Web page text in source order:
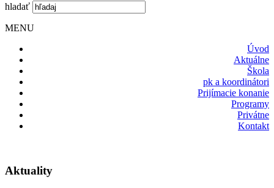
hladať
MENU
Úvod
Aktuálne
Škola
pk a koordinátori
Prijímacie konanie
Programy
Privátne
Kontakt
Aktuality